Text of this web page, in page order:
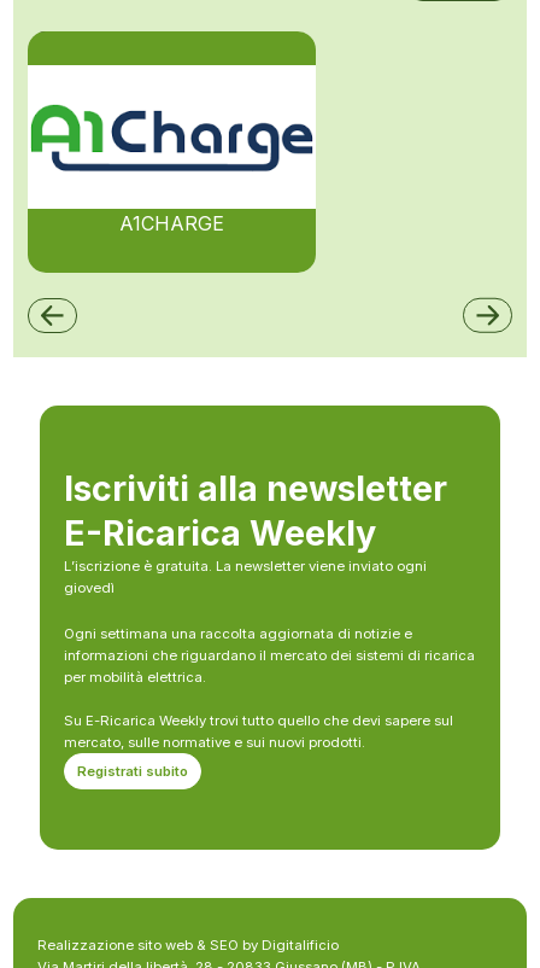
A1CHARGE
Iscriviti alla newsletter
E-Ricarica Weekly
L’iscrizione è gratuita. La newsletter viene inviato ogni
giovedì
Ogni settimana una raccolta aggiornata di notizie e
informazioni che riguardano il mercato dei sistemi di ricarica
per mobilità elettrica.
Su E-Ricarica Weekly trovi tutto quello che devi sapere sul
mercato, sulle normative e sui nuovi prodotti.
Registrati subito
Realizzazione sito web & SEO by Digitalificio